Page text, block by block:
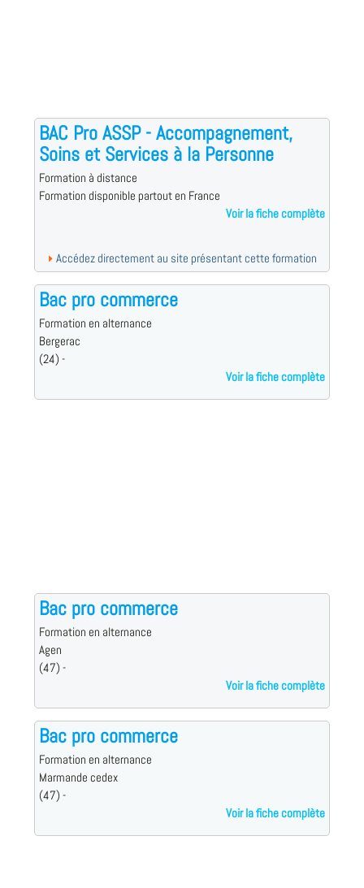
BAC Pro ASSP - Accompagnement,
Soins et Services à la Personne
Formation à distance
Formation disponible partout en France
Voir la fiche complète
Accédez directement au site présentant cette formation
Bac pro commerce
Formation en alternance
Bergerac
(24) -
Voir la fiche complète
Bac pro commerce
Formation en alternance
Agen
(47) -
Voir la fiche complète
Bac pro commerce
Formation en alternance
Marmande cedex
(47) -
Voir la fiche complète